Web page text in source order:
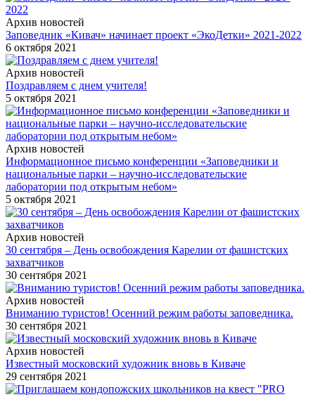
Архив новостей
Заповедник «Кивач» начинает проект «ЭкоДетки» 2021-2022
6 октября 2021
Архив новостей
Поздравляем с днем учителя!
5 октября 2021
Архив новостей
Информационное письмо конференции «Заповедники и
национальные парки – научно-исследовательские
лаборатории под открытым небом»
5 октября 2021
Архив новостей
30 сентября – День освобождения Карелии от фашистских
захватчиков
30 сентября 2021
Архив новостей
Вниманию туристов! Осенний режим работы заповедника.
30 сентября 2021
Архив новостей
Известный московский художник вновь в Киваче
29 сентября 2021